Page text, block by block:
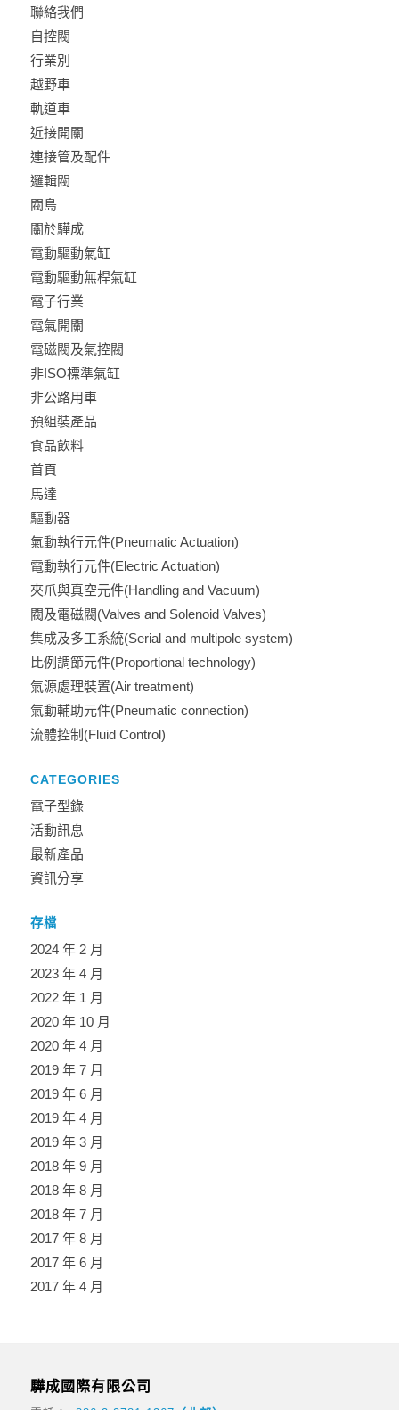
聯絡我們
自控閥
行業別
越野車
軌道車
近接開關
連接管及配件
邏輯閥
閥島
關於驊成
電動驅動氣缸
電動驅動無桿氣缸
電子行業
電氣開關
電磁閥及氣控閥
非ISO標準氣缸
非公路用車
預組裝產品
食品飲料
首頁
馬達
驅動器
氣動執行元件(Pneumatic Actuation)
電動執行元件(Electric Actuation)
夾爪與真空元件(Handling and Vacuum)
閥及電磁閥(Valves and Solenoid Valves)
集成及多工系統(Serial and multipole system)
比例調節元件(Proportional technology)
氣源處理裝置(Air treatment)
氣動輔助元件(Pneumatic connection)
流體控制(Fluid Control)
CATEGORIES
電子型錄
活動訊息
最新產品
資訊分享
存檔
2024 年 2 月
2023 年 4 月
2022 年 1 月
2020 年 10 月
2020 年 4 月
2019 年 7 月
2019 年 6 月
2019 年 4 月
2019 年 3 月
2018 年 9 月
2018 年 8 月
2018 年 7 月
2017 年 8 月
2017 年 6 月
2017 年 4 月
驊成國際有限公司